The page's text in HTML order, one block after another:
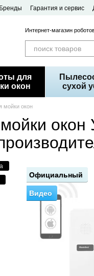
Бренды Гарантия и сервис
Интернет-магазин
для
окон
сухой
мойки окон
Официальный
Видео